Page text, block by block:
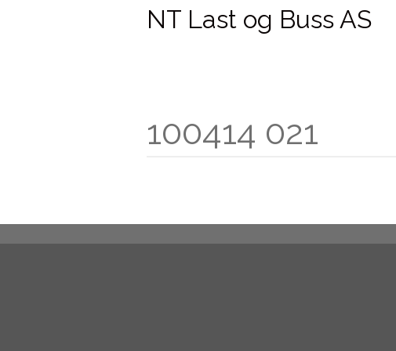
NT Last og Buss AS
100414 021